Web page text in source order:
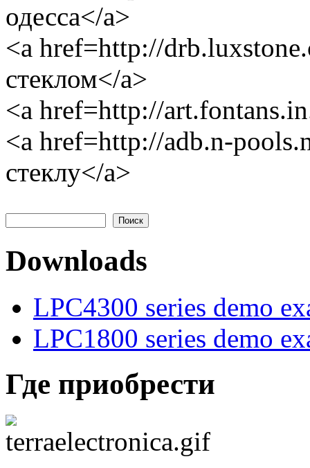
одесса</a>
<a href=http://
стеклом</a>
<a href=http://
<a href=http://adb.n-
стеклу</a>
Форма поиска
Downloads
LPC4300 series demo
LPC1800 series demo
Где приобрести